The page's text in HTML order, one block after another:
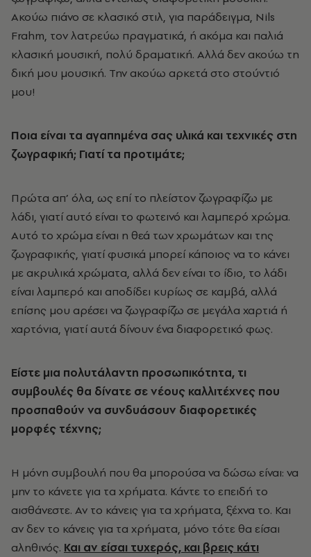
Ακούω πιάνο σε κλασικό στιλ, για παράδειγμα, Nils
Frahm, τον λατρεύω πραγματικά, ή ακόμα και παλιά
κλασική μουσική, πολύ δραματική. Αλλά δεν ακούω τη
δική μου μουσική. Την ακούω αρκετά στο στούντιό
μου!
Ποια είναι τα αγαπημένα σας υλικά και τεχνικές στη
ζωγραφική; Γιατί τα προτιμάτε;
Πρώτα απ’ όλα, ως επί το πλείστον ζωγραφίζω με
λάδι, γιατί αυτό είναι το φωτεινό και λαμπερό χρώμα.
Αυτό το χρώμα είναι η θεά των χρωμάτων και της
ζωγραφικής, γιατί φυσικά μπορεί κάποιος να το κάνει
με ακρυλικά χρώματα, αλλά δεν είναι το ίδιο, το λάδι
είναι λαμπερό και αποδίδει κυρίως σε καμβά, αλλά
επίσης μου αρέσει να ζωγραφίζω σε μεγάλα χαρτιά ή
χαρτόνια, γιατί αυτά δίνουν ένα διαφορετικό φως.
Είστε μια πολυτάλαντη προσωπικότητα, τι
συμβουλές θα δίνατε σε νέους καλλιτέχνες που
προσπαθούν να συνδυάσουν διαφορετικές
μορφές τέχνης;
Η μόνη συμβουλή που θα μπορούσα να δώσω είναι: να
μην το κάνετε για τα χρήματα. Κάντε το επειδή το
αισθάνεστε. Αν το κάνεις για τα χρήματα, ξέχνα το. Και
αν δεν το κάνεις για τα χρήματα, μόνο τότε θα είσαι
αληθινός. Και αν είσαι τυχερός, και βρεις κάτι